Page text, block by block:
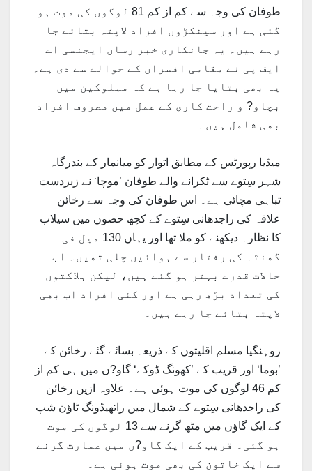
طوفان کی وجہ سے کم از کم 81 لوگوں کی موت ہو
گئی ہے اور سینکڑوں افراد لاپتہ بتائے جا
رہے ہیں۔ یہ جانکاری خبر رساں ایجنسی اے
ایف پی نے مقامی افسران کے حوالے سے دی ہے۔
یہ بھی بتایا جا رہا ہے کہ مہلوکین میں
بچاو? و راحت کاری کے عمل میں مصروف افراد
بھی شامل ہیں۔
میڈیا رپورٹس کے مطابق اتوار کو میانمار کے بندرگاہ
شہر سِتوے سے ٹکرانے والے طوفان ’موچا‘ نے زبردست
تباہی مچائی ہے۔ اس طوفان کی وجہ سے رخائن
علاقہ کی راجدھانی سِتوے کے کچھ حصوں میں سیلاب
کا نظارہ دیکھنے کو ملا تھا اور یہاں 130 میل فی
گھنٹہ کی رفتار سے ہوائیں چلی تھیں۔ اب
حالات قدرے بہتر ہو گئے ہیں، لیکن ہلاکتوں
کی تعداد بڑھ رہی ہے اور کئی افراد اب بھی
لاپتہ بتائے جا رہے ہیں۔
روہنگیا مسلم اقلیتوں کے ذریعہ بسائے گئے رخائن کے
’بوما‘ اور قریب کے ’کھونگ ڈوکے‘ گاو?ں میں ہی کم از
کم 46 لوگوں کی موت ہوئی ہے۔ علاوہ ازیں رخائن
کی راجدھانی سِتوے کے شمال میں راتھیڈونگ ٹاﺅن شپ
کے ایک گاﺅں میں مٹھ گرنے سے 13 لوگوں کی موت
ہو گئی۔ قریب کے ایک گاو?ں میں عمارت گرنے
سے ایک خاتون کی بھی موت ہوئی ہے۔